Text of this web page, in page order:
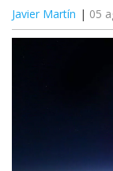
Javier Martín 05